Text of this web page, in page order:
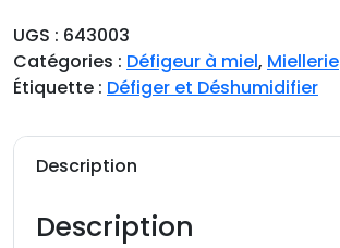
n
t
i
UGS : 643003
Catégories : Défigeur à miel, Miellerie
Étiquette : Défiger et Déshumidifier
Description
Description